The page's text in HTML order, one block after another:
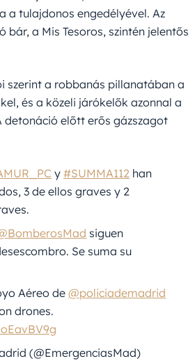
a tulajdonos engedélyével. Az
a Mis Tesoros, szintén jelentős
szerint a robbanás pillanatában a
és a közeli járókelők azonnal a
detonáció előtt erős gázszagot
y #SUMMA112 han
3 de ellos graves y 2
siguen
Se suma su
Aéreo de@policiademadrid
drones.
(@EmergenciasMad)